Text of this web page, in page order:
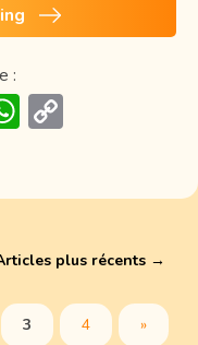
:
W
A
p
Li
k
plus récents →
3 4 »